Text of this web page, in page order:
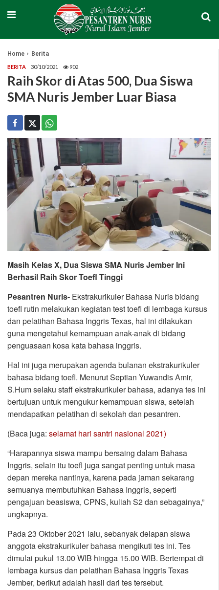
Home Berita
BERITA 30/10/2021 902
Raih Skor di Atas 500, Dua Siswa
SMA Nuris Jember Luar Biasa
Masih Kelas X, Dua Siswa SMA Nuris Jember Ini
Berhasil Raih Skor Toefl Tinggi
Pesantren Nuris- Ekstrakurikuler Bahasa Nuris bidang
toefl rutin melakukan kegiatan test toefl di lembaga kursus
dan pelatihan Bahasa Inggris Texas, hal ini dilakukan
guna mengetahui kemampuan anak-anak di bidang
penguasaan kosa kata bahasa inggris.
Hal ini juga merupakan agenda bulanan ekstrakurikuler
bahasa bidang toefl. Menurut Septian Yuwandis Amir,
S.Hum selaku staff ekstrakurikuler bahasa, adanya tes ini
bertujuan untuk mengukur kemampuan siswa, setelah
mendapatkan pelatihan di sekolah dan pesantren.
(Baca juga: selamat hari santri nasional 2021)
“Harapannya siswa mampu bersaing dalam Bahasa
Inggris, selain itu toefl juga sangat penting untuk masa
depan mereka nantinya, karena pada jaman sekarang
semuanya membutuhkan Bahasa Inggris, seperti
pengajuan beasiswa, CPNS, kuliah S2 dan sebagainya,”
ungkapnya.
Pada 23 Oktober 2021 lalu, sebanyak delapan siswa
anggota ekstrakurikuler bahasa mengikuti tes ini. Tes
dimulai pukul 13.00 WIB hingga 15.00 WIB. Bertempat di
lembaga kursus dan pelatihan Bahasa Inggris Texas
Jember, berikut adalah hasil dari tes tersebut.